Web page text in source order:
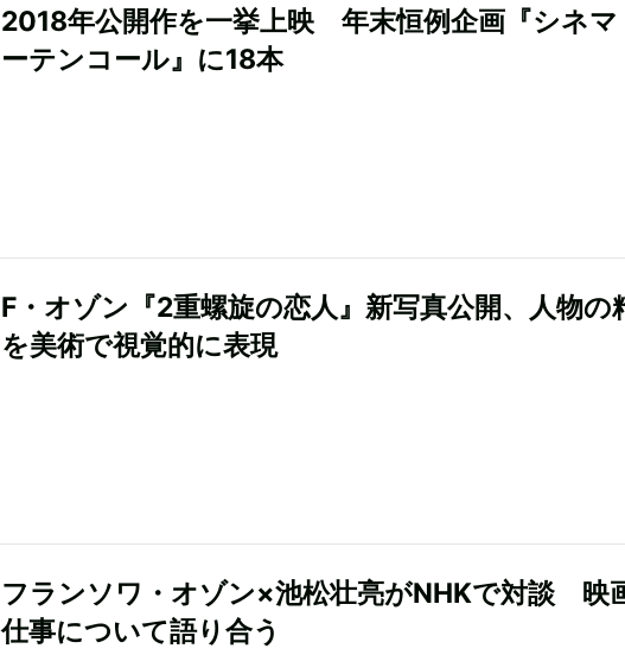
2018年公開作を一挙上映 年末恒例企画『シネマ
ーテンコール』に18本
F・オゾン『2重螺旋の恋人』新写真公開、人物の
を美術で視覚的に表現
フランソワ・オゾン×池松壮亮がNHKで対談 映
仕事について語り合う